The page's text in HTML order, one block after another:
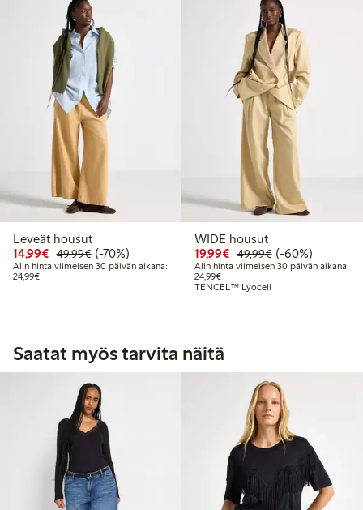
Leveät housut
14,99€ Alennettu hinta: 14,99 €
49,99€Normaalihinta: 49,99 €
70% alennus
(-70%)
Alin hinta viimeisen 30 päivän aikana:
24,99€Alin hinta viimeisen 30 päivän aikana: 24,99 €
WIDE housut
19,99€ Alennettu hinta: 19,99
49,99€Normaalihinta:
60% alennus
(-60%)
Alin hinta viimeisen 30 päivän aikana:
24,99€Alin hinta viimeisen 30 päivän
TENCEL™ Lyocell
Saatat myös tarvita näitä